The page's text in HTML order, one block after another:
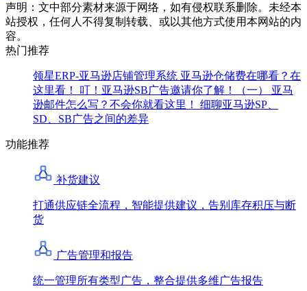
声明：文中部分素材来源于网络，如有侵权联系删除。未经本
站授权，任何人不得复制转载、或以其他方式使用本网站的内
容。
热门推荐
领星ERP-亚马逊店铺管理系统 亚马逊仓储费在哪看？在
这里看！ 叮！亚马逊SB广告邀请你了解！（一） 亚马
逊邮件怎么写？不会你就看这里！ 细聊亚马逊SP、
SD、SB广告之间的差异
功能推荐
补货建议
打通供应链全流程，智能提供建议，告别库存积压与断
货
广告管理和报告
统一管理所有类型广告，整合提供多维广告报告